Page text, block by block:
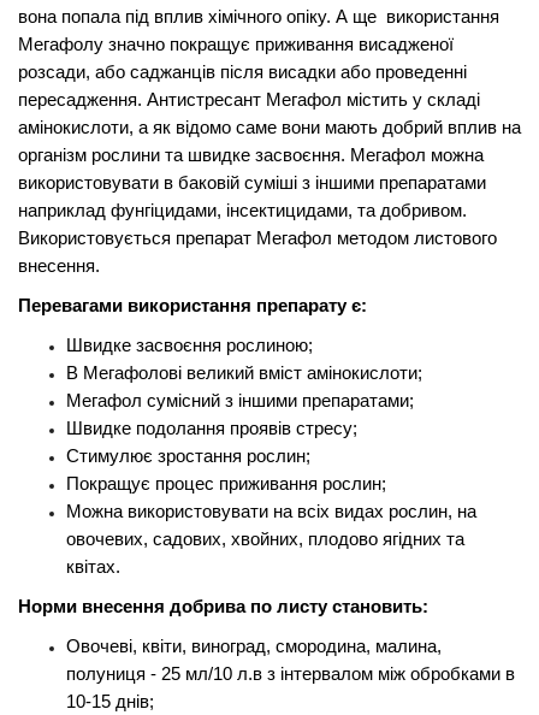
вона попала під вплив хімічного опіку. А ще використання
Мегафолу значно покращує приживання висадженої
розсади, або саджанців після висадки або проведенні
пересадження. Антистресант Мегафол містить у складі
амінокислоти, а як відомо саме вони мають добрий вплив на
організм рослини та швидке засвоєння. Мегафол можна
використовувати в баковій суміші з іншими препаратами
наприклад фунгіцидами, інсектицидами, та добривом.
Використовується препарат Мегафол методом листового
внесення.
Перевагами використання препарату є:
Швидке засвоєння рослиною;
В Мегафолові великий вміст амінокислоти;
Мегафол сумісний з іншими препаратами;
Швидке подолання проявів стресу;
Стимулює зростання рослин;
Покращує процес приживання рослин;
Можна використовувати на всіх видах рослин, на
овочевих, садових, хвойних, плодово ягідних та
квітах.
Норми внесення добрива по листу становить:
Овочеві, квіти, виноград, смородина, малина,
полуниця - 25 мл/10 л.в з інтервалом між обробками в
10-15 днів;